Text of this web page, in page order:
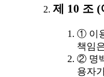
제 10 조
① 이
책임
② 명
용자